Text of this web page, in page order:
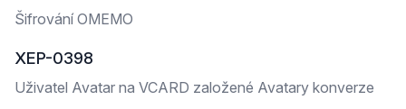
Šifrování OMEMO
XEP-0398
Uživatel Avatar na VCARD založené Avatary konverze